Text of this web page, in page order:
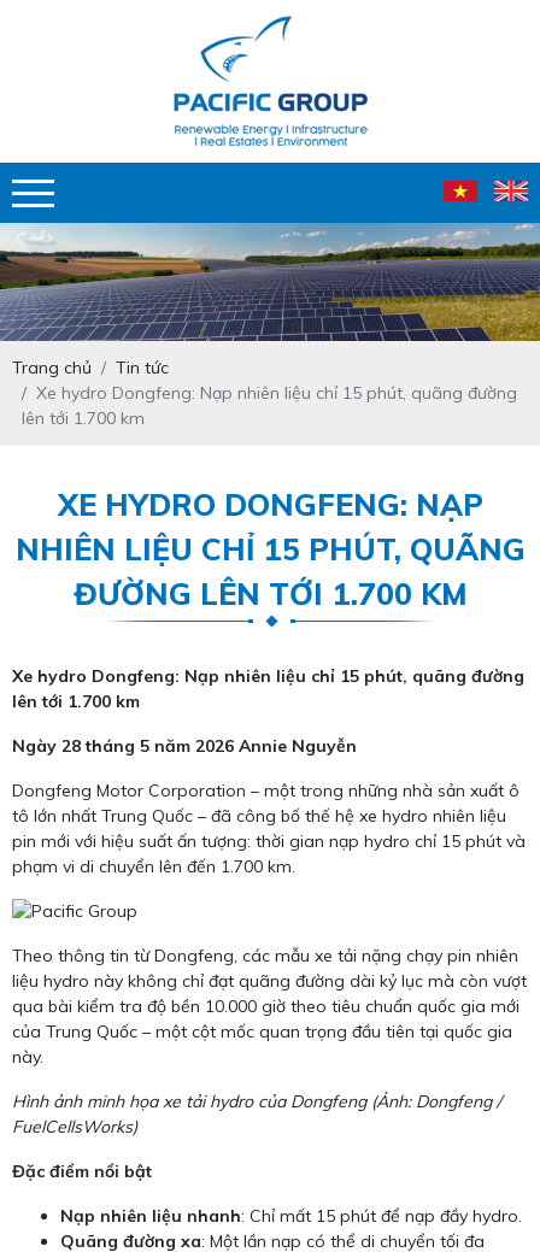
Trang chủ
Tin tức
Xe hydro Dongfeng: Nạp nhiên liệu chỉ 15 phút, quãng đường
lên tới 1.700 km
XE HYDRO DONGFENG: NẠP
NHIÊN LIỆU CHỈ 15 PHÚT, QUÃNG
ĐƯỜNG LÊN TỚI 1.700 KM
Xe hydro Dongfeng: Nạp nhiên liệu chỉ 15 phút, quãng đường
lên tới 1.700 km
Ngày 28 tháng 5 năm 2026 Annie Nguyễn
Dongfeng Motor Corporation – một trong những nhà sản xuất ô
tô lớn nhất Trung Quốc – đã công bố thế hệ xe hydro nhiên liệu
pin mới với hiệu suất ấn tượng: thời gian nạp hydro chỉ 15 phút và
phạm vi di chuyển lên đến 1.700 km.
Theo thông tin từ Dongfeng, các mẫu xe tải nặng chạy pin nhiên
liệu hydro này không chỉ đạt quãng đường dài kỷ lục mà còn vượt
qua bài kiểm tra độ bền 10.000 giờ theo tiêu chuẩn quốc gia mới
của Trung Quốc – một cột mốc quan trọng đầu tiên tại quốc gia
này.
Hình ảnh minh họa xe tải hydro của Dongfeng (Ảnh: Dongfeng /
FuelCellsWorks)
Đặc điểm nổi bật
Nạp nhiên liệu nhanh: Chỉ mất 15 phút để nạp đầy hydro.
Quãng đường xa: Một lần nạp có thể di chuyển tối đa